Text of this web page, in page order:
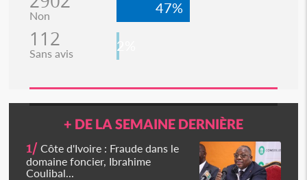
Non 47%
112
Sans avis 2%
+ DE LA SEMAINE DERNIÈRE
1/ Côte d'Ivoire : Fraude dans le
domaine foncier, Ibrahime
Coulibal...